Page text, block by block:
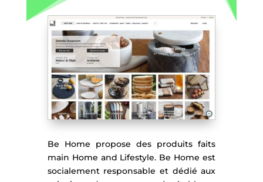
Be Home propose des produits faits
main Home and Lifestyle. Be Home est
socialement responsable et dédié aux